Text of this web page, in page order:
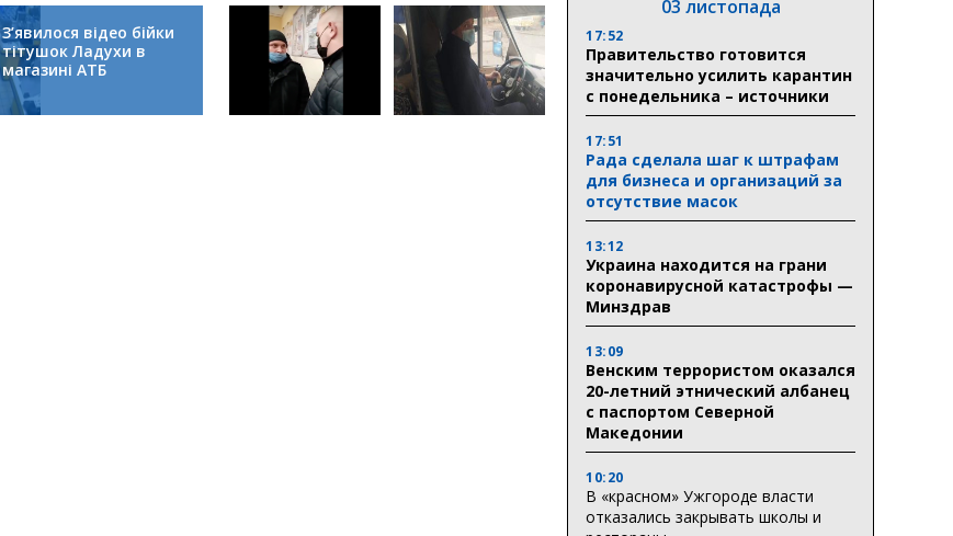
З’явилося відео бійки
тітушок Ладухи в
магазині АТБ
03 листопада
17:52
Правительство готовится
значительно усилить карантин
с понедельника – источники
17:51
Рада сделала шаг к штрафам
для бизнеса и организаций за
отсутствие масок
13:12
Украина находится на грани
коронавирусной катастрофы —
Минздрав
13:09
Венским террористом оказался
20-летний этнический албанец
с паспортом Северной
Македонии
10:20
В «красном» Ужгороде власти
отказались закрывать школы и